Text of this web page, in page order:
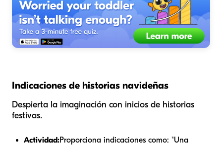
Indicaciones de historias navideñas
Despierta la imaginación con inicios de historias
festivas.
Actividad:Proporciona indicaciones como: "Una